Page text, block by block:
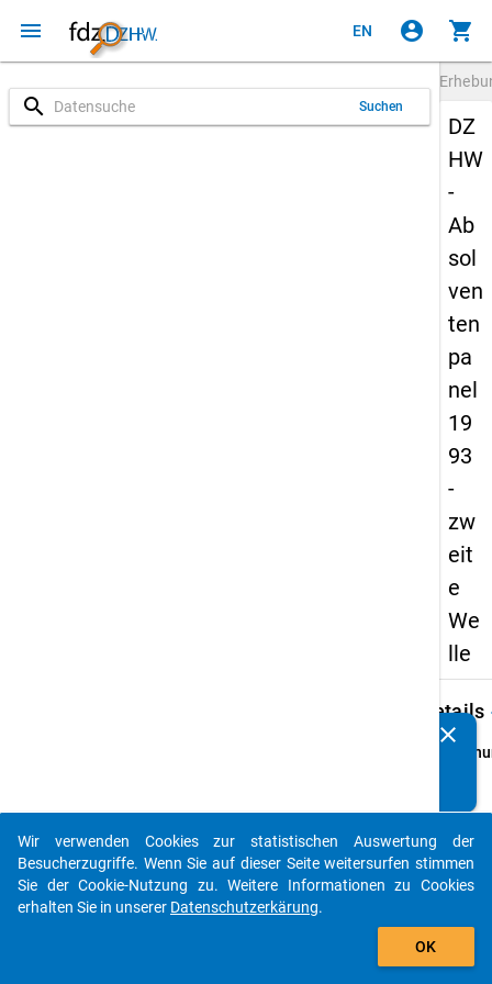
menu EN account_circle shopping_cart
search Suchen
DZ
HW
-
Ab
sol
ven
ten
pa
nel
19
93
-
zw
eit
e
We
lle
Details
info
die
clear
auto_stories
add_shopping_cart
Wir verwenden Cookies zur statistischen Auswertung der
Besucherzugriffe. Wenn Sie auf dieser Seite weitersurfen stimmen
Sie der Cookie-Nutzung zu. Weitere Informationen zu Cookies
erhalten Sie in unserer Datenschutzerkärung.
OK